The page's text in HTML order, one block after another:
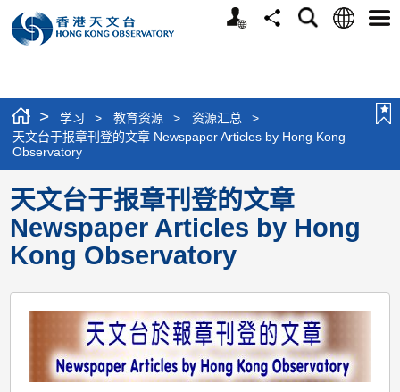
个
分
搜
语
选
> 学习 > 教育资源 > 资源汇总
>
天文台于报章刊登的文章 Newspaper Articles by Hong Kong
Observatory
天文台于报章刊登的文章
Newspaper Articles by Hong
Kong Observatory